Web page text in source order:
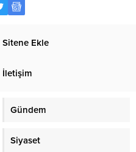
Sitene Ekle
İletişim
Gündem
Siyaset